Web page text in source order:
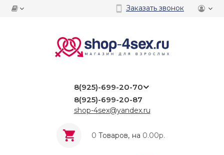
Заказать звонок
8(925)-699-20-70
8(925)-699-20-87
shop-4sex@yandex.ru
0 Tоваров, на 0.00р.